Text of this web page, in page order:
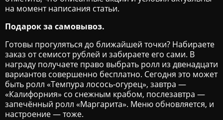
на момент написания статьи.
Подарок за самовывоз.
Готовы прогуляться до ближайшей точки? Набираете
заказ от семисот рублей и забираете его сами. В
награду получаете право выбрать ролл из двенадцати
вариантов совершенно бесплатно. Сегодня это может
быть ролл «Темпура лосось-огурец», завтра —
«Калифорния» со снежным крабом, послезавтра —
запечённый ролл «Маргарита». Меню обновляется, и
настроение — тоже.